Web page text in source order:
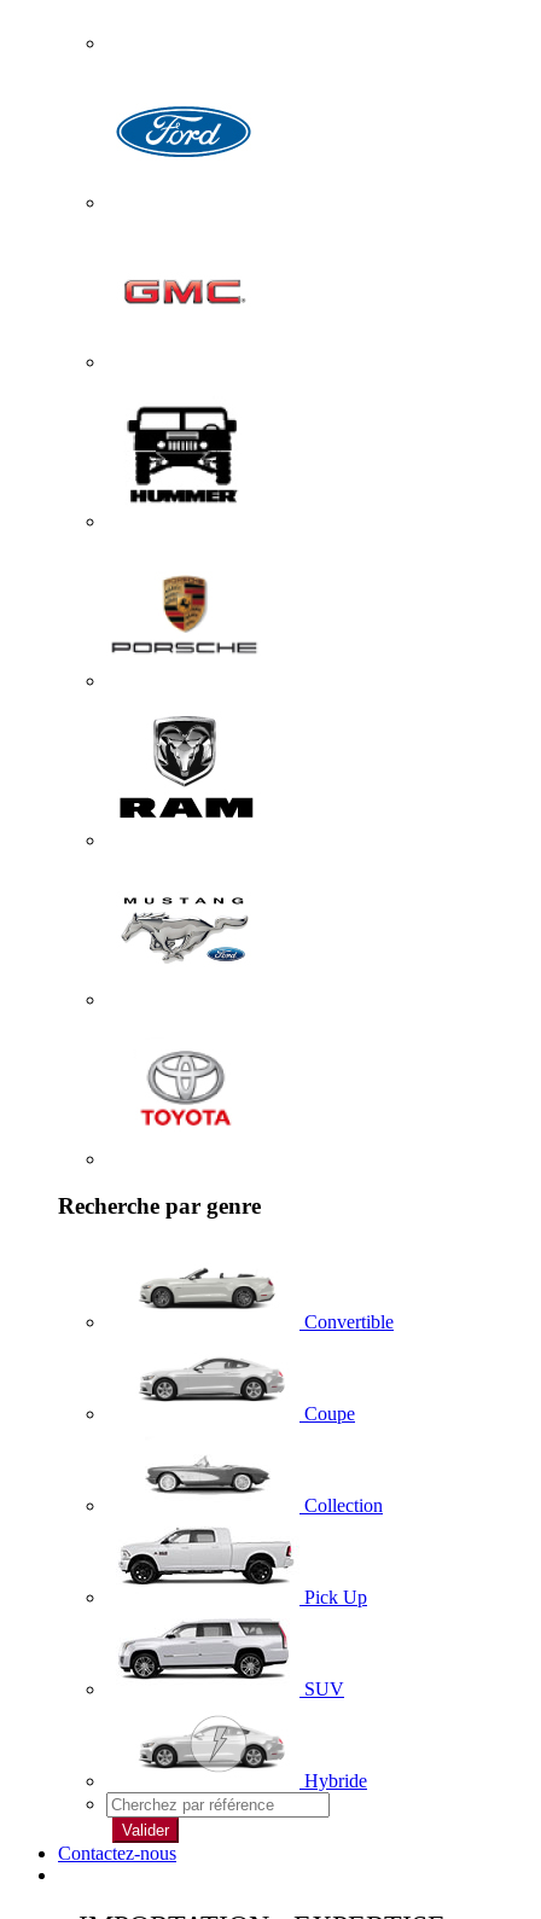
Recherche par genre
Convertible
Coupe
Collection
Pick Up
SUV
Hybride
Valider
Contactez-nous